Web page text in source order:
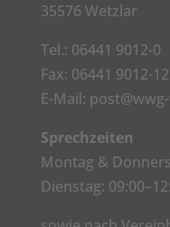
35576 Wetzlar
Tel.: 06441 9012-0
Fax: 06441 9012-12
E-Mail:
Sprechzeiten
Montag &
Dienstag: